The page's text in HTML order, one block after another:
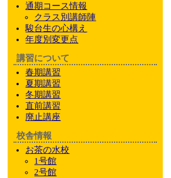
通期 コース情報
クラス別講師陣
駿台生の心構え
年度別変更点
講習について
春期講習
夏期講習
冬期講習
直前講習
廃止講座
校舎情報
お茶の水校
1号館
2号館